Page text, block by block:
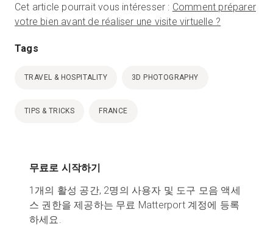
Cet article pourrait vous intéresser : Comment préparer
votre bien avant de réaliser une visite virtuelle ?
Tags
TRAVEL & HOSPITALITY 3D PHOTOGRAPHY
TIPS & TRICKS FRANCE
무료로 시작하기
1개의 활성 공간, 2명의 사용자 및 도구 모음 액세
스 권한을 제공하는 무료 Matterport 계정에 등록
하세요.